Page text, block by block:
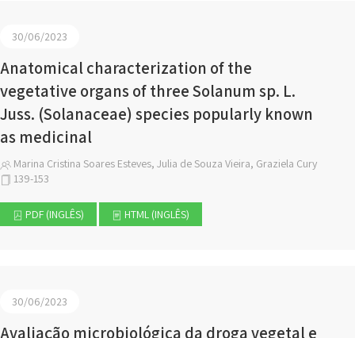
30/06/2023
Anatomical characterization of the
vegetative organs of three Solanum sp. L.
Juss. (Solanaceae) species popularly known
as medicinal
Marina Cristina Soares Esteves, Julia de Souza Vieira, Graziela Cury
139-153
PDF (INGLÊS) HTML (INGLÊS)
30/06/2023
Avaliação microbiológica da droga vegetal e